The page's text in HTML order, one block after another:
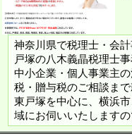
神奈川県で税理士・会
戸塚の八木義晶税理士
中小企業・個人事業主
税・贈与税のご相談ま
東戸塚を中心に、横浜
域にお伺いいたします